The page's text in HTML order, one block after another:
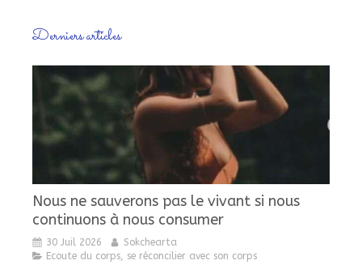
Derniers articles
Nous ne sauverons pas le vivant si nous
continuons à nous consumer
30 Juil 2026
Sokchearta
Ecoute du corps, se réconcilier avec son corps